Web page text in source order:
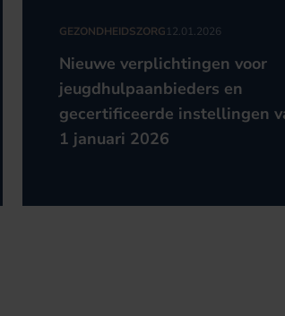
GEZONDHEIDSZORG12.01.2026
Nieuwe verplichtingen voor
jeugdhulpaanbieders en
gecertificeerde instellingen
1 januari 2026